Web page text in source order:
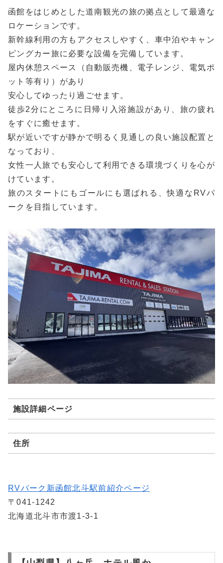
函館をはじめとした道南観光の旅の拠点として最適な
ロケーションです。
新幹線利用の方もアクセスしやすく、車中泊やキャン
ピングカー旅に必要な設備を完備しています。
屋内休憩スペース（自動販売機、電子レンジ、電気ポ
ット等有り）があり
安心してゆったり過ごせます。
徒歩2分にところに日帰り入浴施設があり、旅の疲れ
をすぐに癒せます。
駅が近いですが静かで明るく見通しの良い施設配置と
なっており、
女性一人旅でも安心して利用できる環境づくりを心が
けています。
旅のスタートにもゴールにも選ばれる、快適なRVパ
ークを目指しています。
施設詳細ページ
住所
RVパーク新函館北斗駅前紹介ページ
〒041-1242
北海道北斗市市渡1-3-1